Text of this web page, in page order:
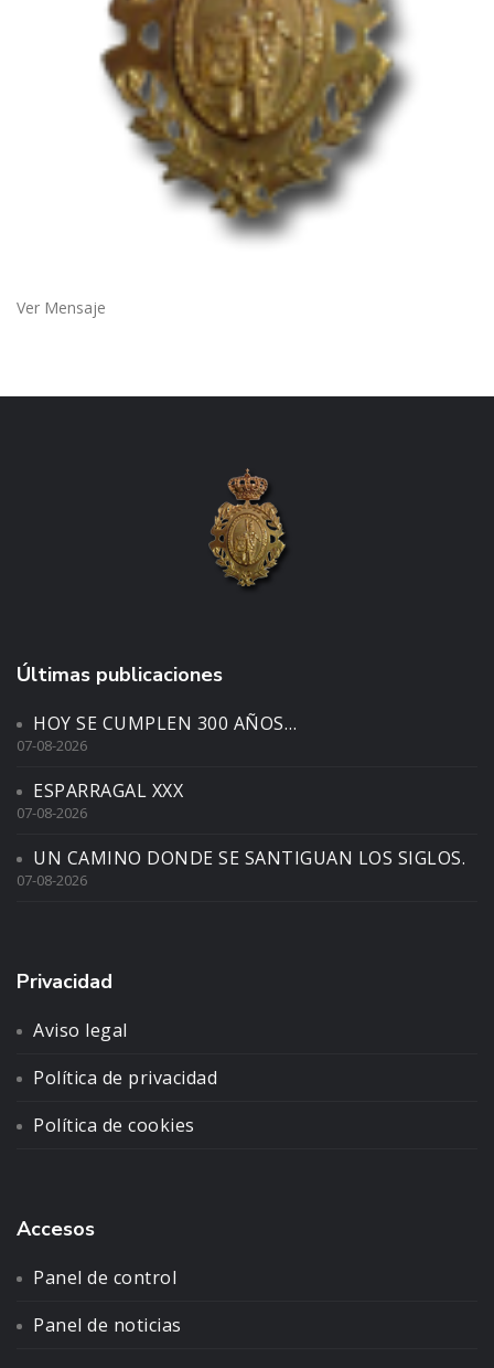
Ver Mensaje
Últimas publicaciones
HOY SE CUMPLEN 300 AÑOS…
07-08-2026
ESPARRAGAL XXX
07-08-2026
UN CAMINO DONDE SE SANTIGUAN LOS SIGLOS.
07-08-2026
Privacidad
Aviso legal
Política de privacidad
Política de cookies
Accesos
Panel de control
Panel de noticias